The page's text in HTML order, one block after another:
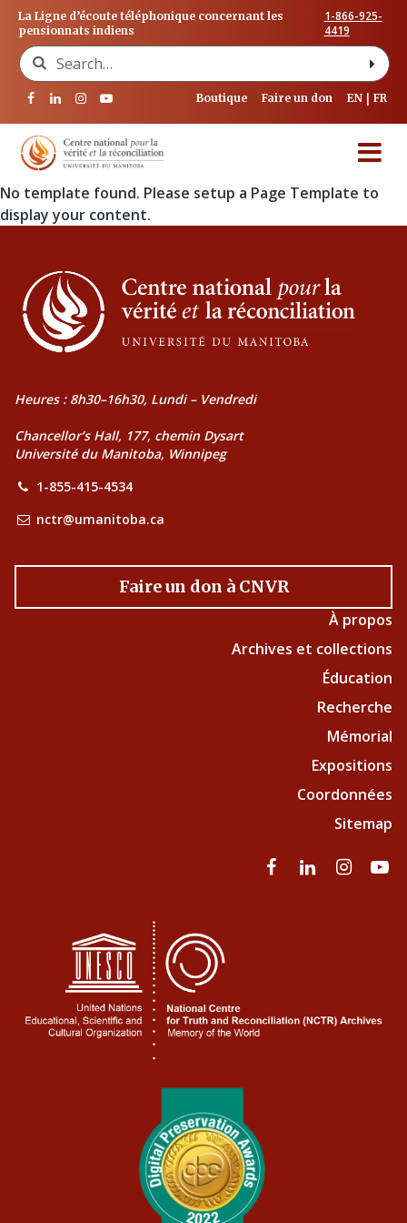
La Ligne d’écoute téléphonique concernant les
pensionnats indiens
1-866-925-
4419
Search for:
Boutique Faire un don EN FR
No template found. Please setup a Page Template to
display your content.
Heures : 8h30–16h30, Lundi – Vendredi
Chancellor’s Hall, 177, chemin Dysart
Université du Manitoba, Winnipeg
1-855-415-4534
nctr@umanitoba.ca
Faire un don à CNVR
À propos
Archives et collections
Éducation
Recherche
Mémorial
Expositions
Coordonnées
Sitemap